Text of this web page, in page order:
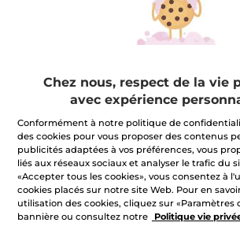
100%
actifs
végétaux
60 hectares
champs
Voir plus
Chez nous, respect de la vie
avec expérience
Conformément à notre politique de
des cookies pour vous proposer des contenus
publicités adaptées à vos préférences, vous
liés aux réseaux sociaux et analyser le trafic du
«Accepter tous les cookies», vous consentez à
cookies placés sur notre site Web. Pour en
utilisation des cookies, cliquez sur «Paramètres
bannière ou consultez notre
Politique vie